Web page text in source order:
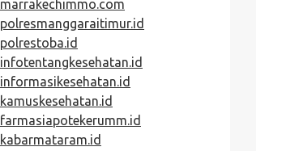
marrakechimmo.com
polresmanggaraitimur.id
polrestoba.id
infotentangkesehatan.id
informasikesehatan.id
kamuskesehatan.id
farmasiapotekerumm.id
kabarmataram.id